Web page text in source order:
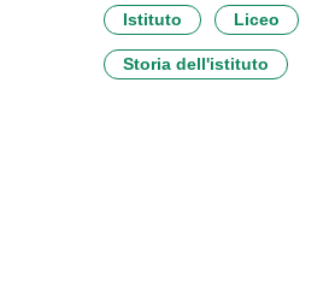
Istituto Liceo
Storia dell'istituto